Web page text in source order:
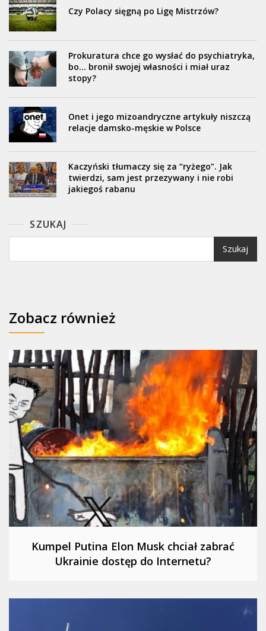
Czy Polacy sięgną po Ligę Mistrzów?
Prokuratura chce go wysłać do psychiatryka,
bo… bronił swojej własności i miał uraz
stopy?
Onet i jego mizoandryczne artykuły niszczą
relacje damsko-męskie w Polsce
Kaczyński tłumaczy się za “ryżego”. Jak
twierdzi, sam jest przezywany i nie robi
jakiegoś rabanu
SZUKAJ
Szukaj
Zobacz również
Kumpel Putina Elon Musk chciał zabrać
Ukrainie dostęp do Internetu?